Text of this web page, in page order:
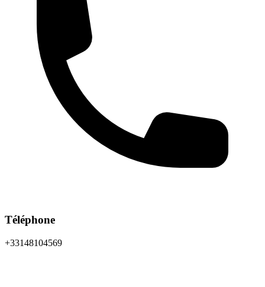
Téléphone
+33148104569